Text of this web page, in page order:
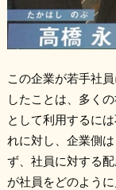
この企業が若手社
したことは、多く
として利用するに
れに対し、企業側
ず、社員に対する
が社員をどのよう